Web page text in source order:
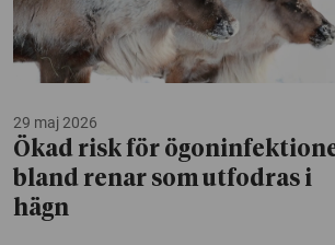
29 maj 2026
Ökad risk för
bland renar som utfodras i
hägn